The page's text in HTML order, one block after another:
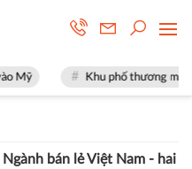
Khu phố thương mại
Ngành bán lẻ Việt Nam - hai